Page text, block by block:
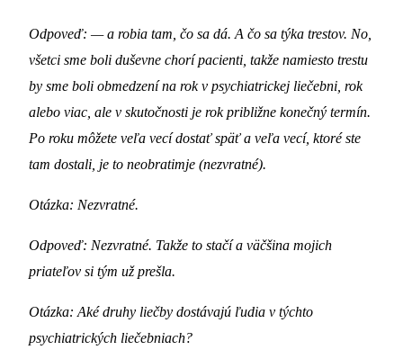
Odpoveď: — a robia tam, čo sa dá. A čo sa týka trestov. No,
všetci sme boli duševne chorí pacienti, takže namiesto trestu
by sme boli obmedzení na rok v psychiatrickej liečebni, rok
alebo viac, ale v skutočnosti je rok približne konečný termín.
Po roku môžete veľa vecí dostať späť a veľa vecí, ktoré ste
tam dostali, je to neobratimje (nezvratné).
Otázka: Nezvratné.
Odpoveď: Nezvratné. Takže to stačí a väčšina mojich
priateľov si tým už prešla.
Otázka: Aké druhy liečby dostávajú ľudia v týchto
psychiatrických liečebniach?